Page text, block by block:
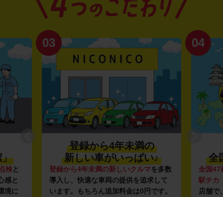
」
検と
感と
境に
03
登録から4年未満の
新しい車がいっぱい♪
登録から4年未満の新しいクルマを多数
導入し、快適な車両の提供を追求して
います。もちろん追加料金は0円です。
04
全
全国47
駅チカ
店舗で